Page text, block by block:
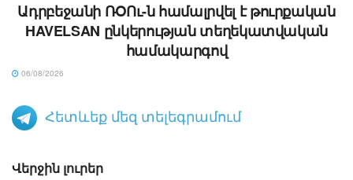
Ադրբեջանի ՌՕՈւ-ն համալրվել է թուրքական
HAVELSAN ընկերության տեղեկատվական
համակարգով
06/08/2026
Հետևեք մեզ տելեգրամում
Վերջին լուրեր